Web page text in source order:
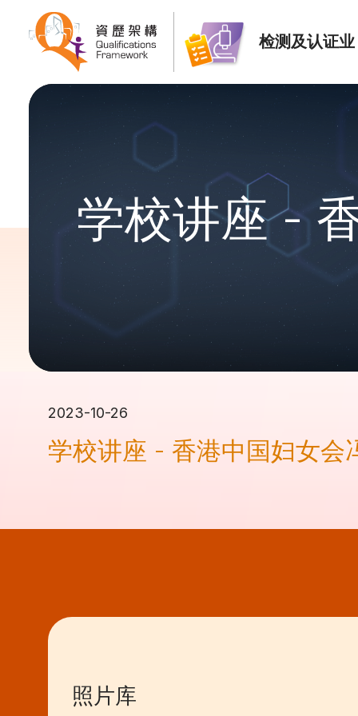
检测及认证业
学校讲座 -
2023-10-26
学校讲座 - 香港中国妇女会
照片库